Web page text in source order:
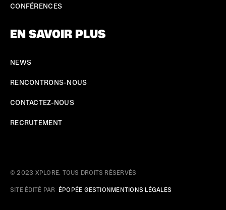
CONFÉRENCES
EN SAVOIR PLUS
NEWS
RENCONTRONS-NOUS
CONTACTEZ-NOUS
RECRUTEMENT
© 2023 XPLORE. TOUS DROITS RÉSERVÉS
SITE ÉDITÉ PAR ÉPOPÉE GESTION MENTIONS LÉGALES